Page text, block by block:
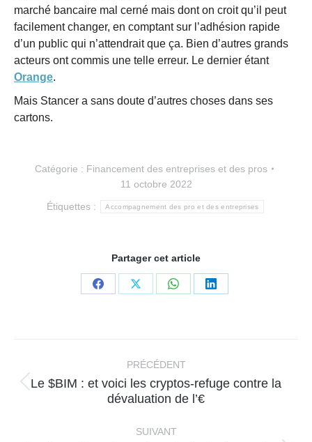
marché bancaire mal cerné mais dont on croit qu’il peut
facilement changer, en comptant sur l’adhésion rapide
d’un public qui n’attendrait que ça. Bien d’autres grands
acteurs ont commis une telle erreur. Le dernier étant
Orange.
Mais Stancer a sans doute d’autres choses dans ses
cartons.
Catégorie : Financement des entreprises et des pros
11 octobre 2022
Étiquettes : Accompagnement des pro et des entreprises
Partager cet article
PartagerPartagerPartagerPartager
PRÉCÉDENT
Article
précédent
Le $BIM : et voici les cryptos-refuge contre la
dévaluation de l’€
SUIVANT